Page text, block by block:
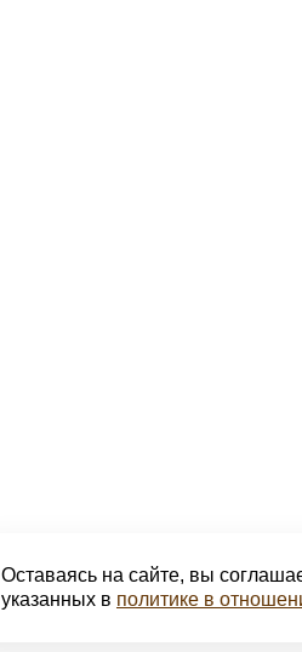
Оставаясь на сайте, вы
указанных в политике в